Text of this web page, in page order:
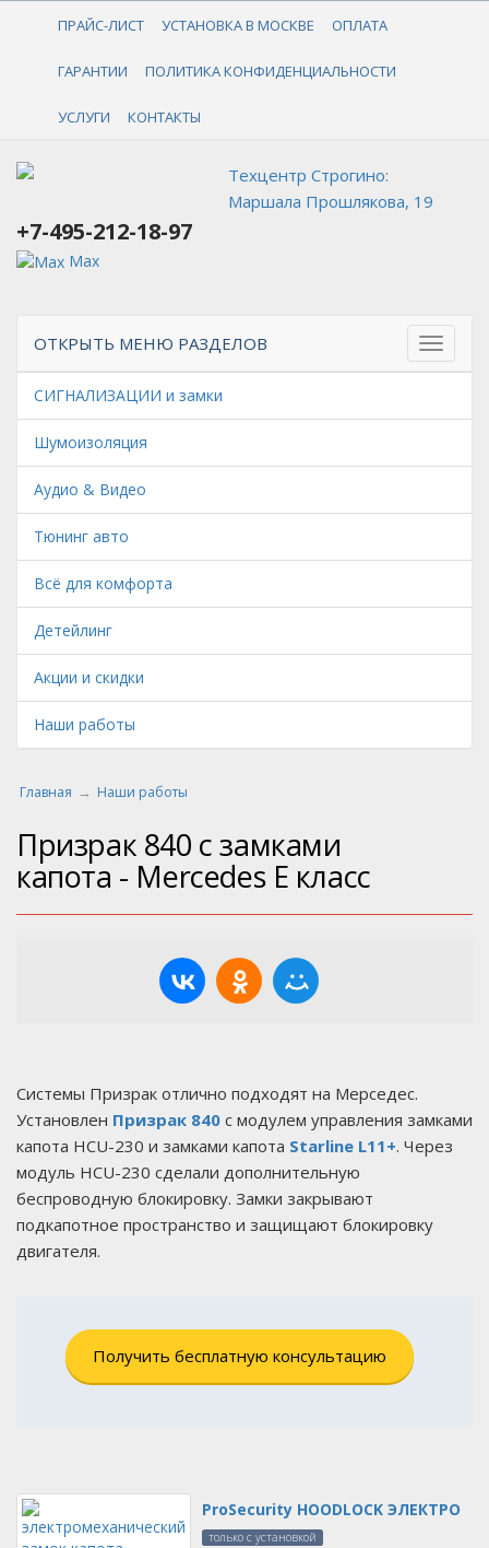
+7-495-212-18-97
ПРАЙС-ЛИСТ УСТАНОВКА В МОСКВЕ ОПЛАТА
ГАРАНТИИ ПОЛИТИКА КОНФИДЕНЦИАЛЬНОСТИ
УСЛУГИ КОНТАКТЫ
Техцентр Строгино:
Маршала Прошлякова, 19
+7-495-212-18-97
Max
ОТКРЫТЬ МЕНЮ РАЗДЕЛОВ
СИГНАЛИЗАЦИИ и замки
Шумоизоляция
Аудио & Видео
Тюнинг авто
Всё для комфорта
Детейлинг
Акции и скидки
Наши работы
Главная Наши работы
Призрак 840 с замками
капота - Mercedes E класс
Системы Призрак отлично подходят на Мерседес.
Установлен Призрак 840 с модулем управления замками
капота HCU-230 и замками капота Starline L11+. Через
модуль HCU-230 сделали дополнительную
беспроводную блокировку. Замки закрывают
подкапотное пространство и защищают блокировку
двигателя.
Получить бесплатную консультацию
ProSecurity HOODLOCK ЭЛЕКТРО
только с установкой